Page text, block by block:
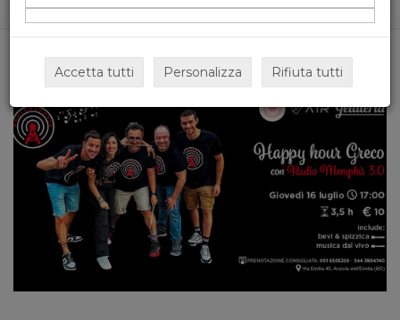
Home News&events
Accetta tutti Personalizza Rifiuta tutti